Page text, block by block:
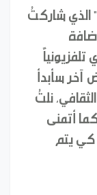
الذي شاركتُ
آخر سأبدأ
نلتُ
أتمنى
كي يتم